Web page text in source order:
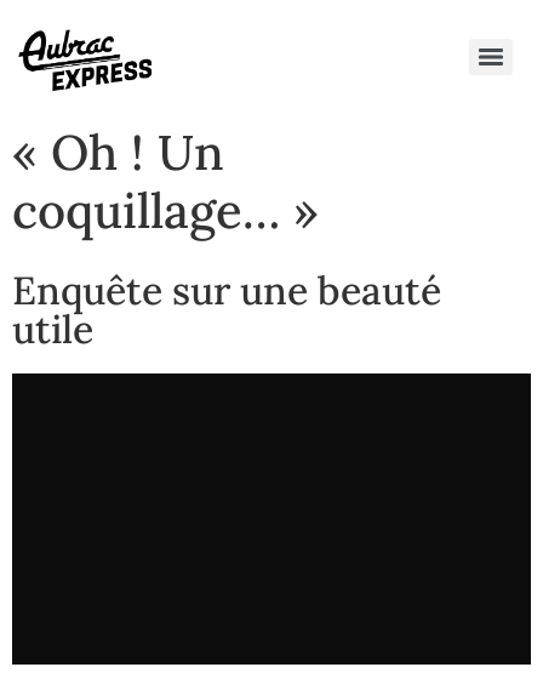
« Oh ! Un
coquillage… »
Enquête sur une beauté
utile